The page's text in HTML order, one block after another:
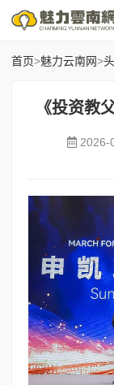
首页>魅力云南网>
《投资教
2026-